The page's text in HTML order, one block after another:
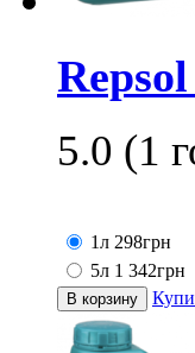
5.0 (1
1л 298грн
5л 1 342грн